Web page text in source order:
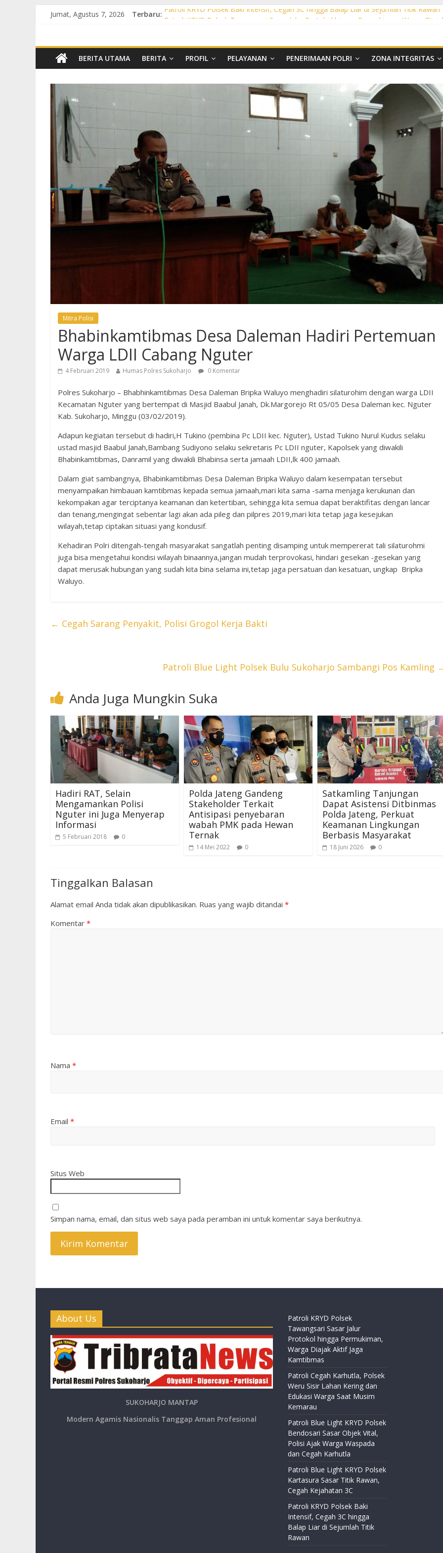
Jumat, Agustus 7, 2026 Terbaru: Patroli KRYD Polsek Baki Intensif, Cegah 3C hingga Balap Liar di Sejumlah Titik Rawan
Patroli Blue Light KRYD Polsek Bendosari Sasar Objek Vital, Polisi Ajak Warga
Patroli Blue Light KRYD Polsek Kartasura Sasar Titik Rawan, Cegah Kejahatan 3C
BERITA UTAMA BERITA PROFIL PELAYANAN PENERIMAAN POLRI ZONA INTEGRITAS
Mitra Polisi
Bhabinkamtibmas Desa Daleman Hadiri Pertemuan
Warga LDII Cabang Nguter
4 Februari 2019 Humas Polres Sukoharjo 0 Komentar
Polres Sukoharjo – Bhabhinkamtibmas Desa Daleman Bripka Waluyo menghadiri silaturohim dengan warga LDII
Kecamatan Nguter yang bertempat di Masjid Baabul Janah, Dk.Margorejo Rt 05/05 Desa Daleman kec. Nguter
Kab. Sukoharjo, Minggu (03/02/2019).
Adapun kegiatan tersebut di hadiri,H Tukino (pembina Pc LDII kec. Nguter), Ustad Tukino Nurul Kudus selaku
ustad masjid Baabul Janah,Bambang Sudiyono selaku sekretaris Pc LDII nguter, Kapolsek yang diwakili
Bhabinkamtibmas, Danramil yang diwakili Bhabinsa serta jamaah LDII,lk 400 jamaah.
Dalam giat sambangnya, Bhabinkamtibmas Desa Daleman Bripka Waluyo dalam kesempatan tersebut
menyampaikan himbauan kamtibmas kepada semua jamaah,mari kita sama -sama menjaga kerukunan dan
kekompakan agar terciptanya keamanan dan ketertiban, sehingga kita semua dapat beraktifitas dengan lancar
dan tenang,mengingat sebentar lagi akan ada pileg dan pilpres 2019,mari kita tetap jaga kesejukan
wilayah,tetap ciptakan situasi yang kondusif.
Kehadiran Polri ditengah-tengah masyarakat sangatlah penting disamping untuk mempererat tali silaturohmi
juga bisa mengetahui kondisi wilayah binaannya,jangan mudah terprovokasi, hindari gesekan -gesekan yang
dapat merusak hubungan yang sudah kita bina selama ini,tetap jaga persatuan dan kesatuan, ungkap Bripka
Waluyo.
← Cegah Sarang Penyakit, Polisi Grogol Kerja Bakti
Patroli Blue Light Polsek Bulu Sukoharjo Sambangi Pos Kamling
Anda Juga Mungkin Suka
Hadiri RAT, Selain
Mengamankan Polisi
Nguter ini Juga Menyerap
Informasi
5 Februari 2018 0
Polda Jateng Gandeng
Stakeholder Terkait
Antisipasi penyebaran
wabah PMK pada Hewan
Ternak
14 Mei 2022 0
Satkamling Tanjungan
Dapat Asistensi Ditbinmas
Polda Jateng, Perkuat
Keamanan Lingkungan
Berbasis Masyarakat
18 Juni 2026 0
Tinggalkan Balasan
Alamat email Anda tidak akan dipublikasikan. Ruas yang wajib ditandai *
Komentar *
Nama *
Email *
Situs Web
Simpan nama, email, dan situs web saya pada peramban ini untuk komentar saya berikutnya.
About Us
SUKOHARJO MANTAP
Modern Agamis Nasionalis Tanggap Aman Profesional
Patroli KRYD Polsek
Tawangsari Sasar Jalur
Protokol hingga Permukiman,
Warga Diajak Aktif Jaga
Kamtibmas
Patroli Cegah Karhutla, Polsek
Weru Sisir Lahan Kering dan
Edukasi Warga Saat Musim
Kemarau
Patroli Blue Light KRYD Polsek
Bendosari Sasar Objek Vital,
Polisi Ajak Warga Waspada
dan Cegah Karhutla
Patroli Blue Light KRYD Polsek
Kartasura Sasar Titik Rawan,
Cegah Kejahatan 3C
Patroli KRYD Polsek Baki
Intensif, Cegah 3C hingga
Balap Liar di Sejumlah Titik
Rawan